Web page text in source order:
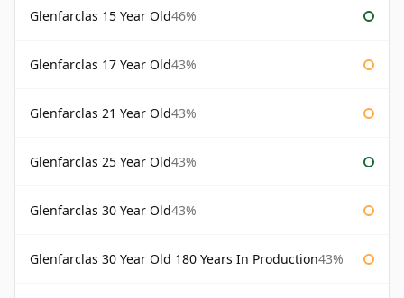
Glenfarclas 15 Year Old46%
Glenfarclas 17 Year Old43%
Glenfarclas 21 Year Old43%
Glenfarclas 25 Year Old43%
Glenfarclas 30 Year Old43%
Glenfarclas 30 Year Old 180 Years In Production43%